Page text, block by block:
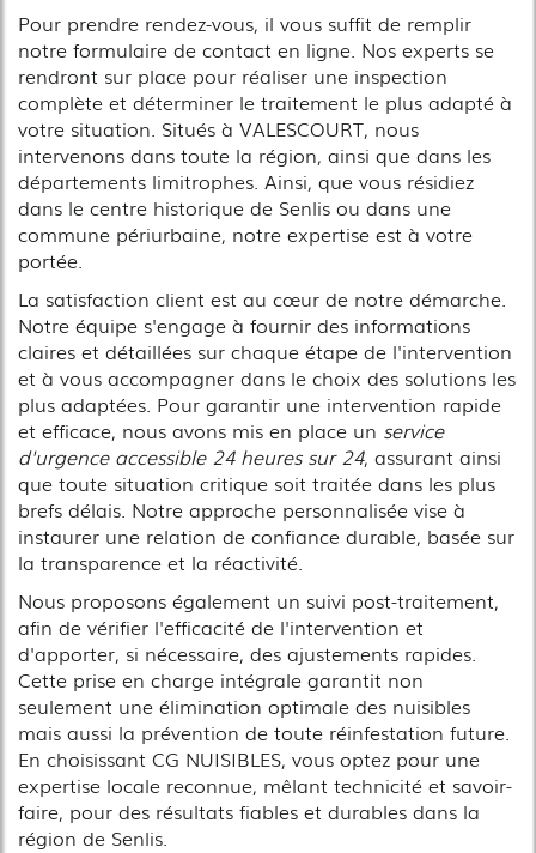
Pour prendre rendez-vous, il vous suffit de remplir
notre formulaire de contact en ligne. Nos experts se
rendront sur place pour réaliser une inspection
complète et déterminer le traitement le plus adapté à
votre situation. Situés à VALESCOURT, nous
intervenons dans toute la région, ainsi que dans les
départements limitrophes. Ainsi, que vous résidiez
dans le centre historique de Senlis ou dans une
commune périurbaine, notre expertise est à votre
portée.
La satisfaction client est au cœur de notre démarche.
Notre équipe s'engage à fournir des informations
claires et détaillées sur chaque étape de l'intervention
et à vous accompagner dans le choix des solutions les
plus adaptées. Pour garantir une intervention rapide
et efficace, nous avons mis en place un service
d'urgence accessible 24 heures sur 24, assurant ainsi
que toute situation critique soit traitée dans les plus
brefs délais. Notre approche personnalisée vise à
instaurer une relation de confiance durable, basée sur
la transparence et la réactivité.
Nous proposons également un suivi post-traitement,
afin de vérifier l'efficacité de l'intervention et
d'apporter, si nécessaire, des ajustements rapides.
Cette prise en charge intégrale garantit non
seulement une élimination optimale des nuisibles
mais aussi la prévention de toute réinfestation future.
En choisissant CG NUISIBLES, vous optez pour une
expertise locale reconnue, mêlant technicité et savoir-
faire, pour des résultats fiables et durables dans la
région de Senlis.